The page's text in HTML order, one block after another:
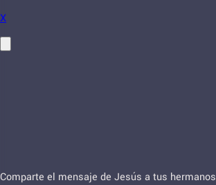
X
Comparte el mensaje de Jesús a tus hermanos